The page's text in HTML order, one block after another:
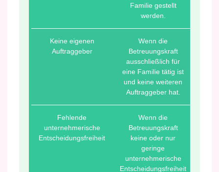
Familie gestellt
werden.
Keine eigenen
Auftraggeber
Wenn die
Betreuungskraft
ausschließlich für
eine Familie tätig ist
und keine weiteren
Auftraggeber hat.
Fehlende
unternehmerische
Entscheidungsfreiheit
Wenn die
Betreuungskraft
keine oder nur
geringe
unternehmerische
Entscheidungsfreiheit